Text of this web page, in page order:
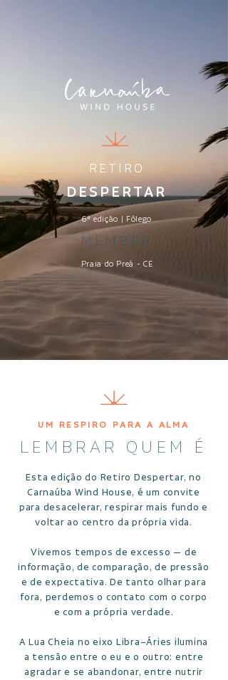
RETIRO
DESPERTAR
6ª edição | Fôlego
MEMBER
Praia do Preá - CE
UM RESPIRO PARA A ALMA
LEMBRAR QUEM É
Esta edição do Retiro Despertar, no
Carnaúba Wind House, é um convite
para desacelerar, respirar mais fundo e
voltar ao centro da própria vida.
Vivemos tempos de excesso — de
informação, de comparação, de pressão
e de expectativa. De tanto olhar para
fora, perdemos o contato com o corpo
e com a própria verdade.
A Lua Cheia no eixo Libra–Áries ilumina
a tensão entre o eu e o outro: entre
agradar e se abandonar, entre nutrir